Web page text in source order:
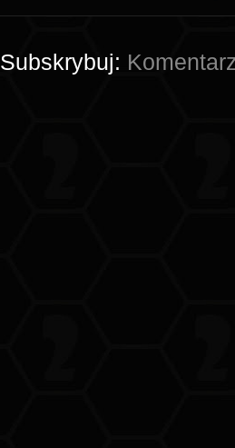
Subskrybuj: